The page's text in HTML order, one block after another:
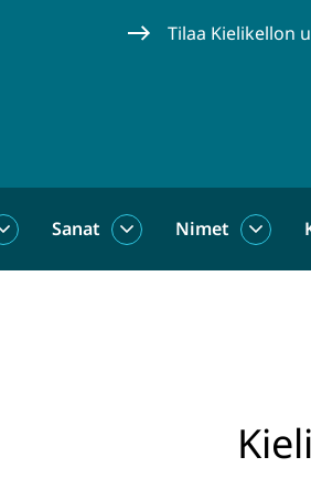
Tilaa Kielikellon
Oikeinkirjoitus
Sanat
Sanat
Nimet
Nimet